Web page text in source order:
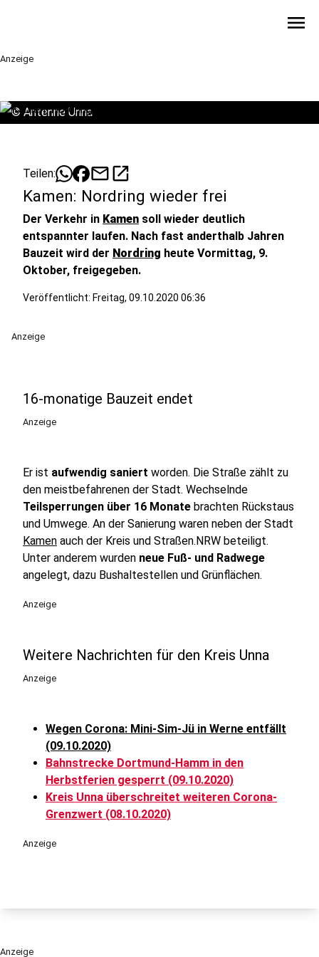
menu
Anzeige
© Antenne Unna
Teilen: mailopen_in_new
Kamen: Nordring wieder frei
Der Verkehr in Kamen soll wieder deutlich
entspannter laufen. Nach fast anderthalb Jahren
Bauzeit wird der Nordring heute Vormittag, 9.
Oktober, freigegeben.
Veröffentlicht: Freitag, 09.10.2020 06:36
Anzeige
16-monatige Bauzeit endet
Anzeige
Er ist aufwendig saniert worden. Die Straße zählt zu
den meistbefahrenen der Stadt. Wechselnde
Teilsperrungen über 16 Monate brachten Rückstaus
und Umwege. An der Sanierung waren neben der Stadt
Kamen auch der Kreis und Straßen.NRW beteiligt.
Unter anderem wurden neue Fuß- und Radwege
angelegt, dazu Bushaltestellen und Grünflächen.
Anzeige
Weitere Nachrichten für den Kreis Unna
Anzeige
Wegen Corona: Mini-Sim-Jü in Werne entfällt
(09.10.2020)
Bahnstrecke Dortmund-Hamm in den
Herbstferien gesperrt (09.10.2020)
Kreis Unna überschreitet weiteren Corona-
Grenzwert (08.10.2020)
Anzeige
Anzeige